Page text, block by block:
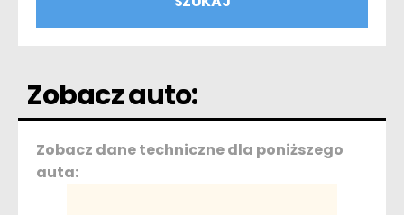
Zobacz auto:
Zobacz dane techniczne dla poniższego
auta: